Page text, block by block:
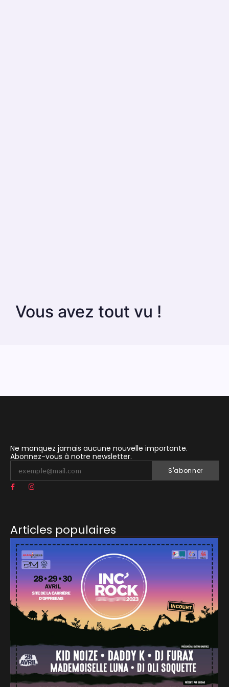
Vous avez tout vu !
Ne manquez jamais aucune nouvelle importante.
Abonnez-vous à notre newsletter.
S'abonner
Articles populaires